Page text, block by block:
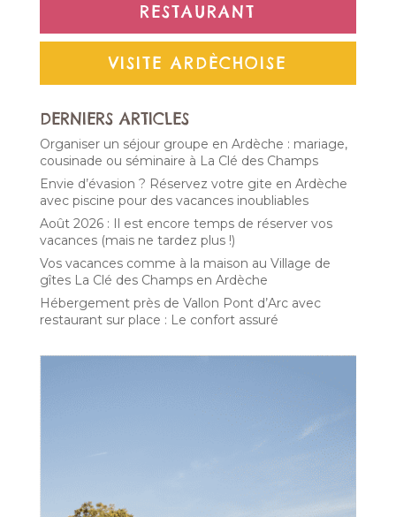
RESTAURANT
VISITE ARDÈCHOISE
DERNIERS ARTICLES
Organiser un séjour groupe en Ardèche : mariage,
cousinade ou séminaire à La Clé des Champs
Envie d’évasion ? Réservez votre gite en Ardèche
avec piscine pour des vacances inoubliables
Août 2026 : Il est encore temps de réserver vos
vacances (mais ne tardez plus !)
Vos vacances comme à la maison au Village de
gîtes La Clé des Champs en Ardèche
Hébergement près de Vallon Pont d’Arc avec
restaurant sur place : Le confort assuré